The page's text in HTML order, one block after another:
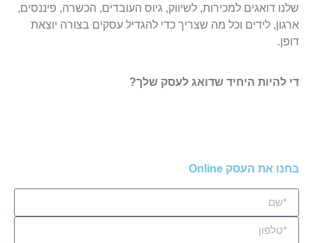
שלנו דואגים למכירות, לשיווק, גיוס העובדים, הכשרה, פיננסים,
ארגון, לידים וכל מה שצריך כדי להגדיל עסקים בצורה יוצאת
דופן.
די להיות היחיד שדואג לעסק שלך?
בחנו את העסק Online